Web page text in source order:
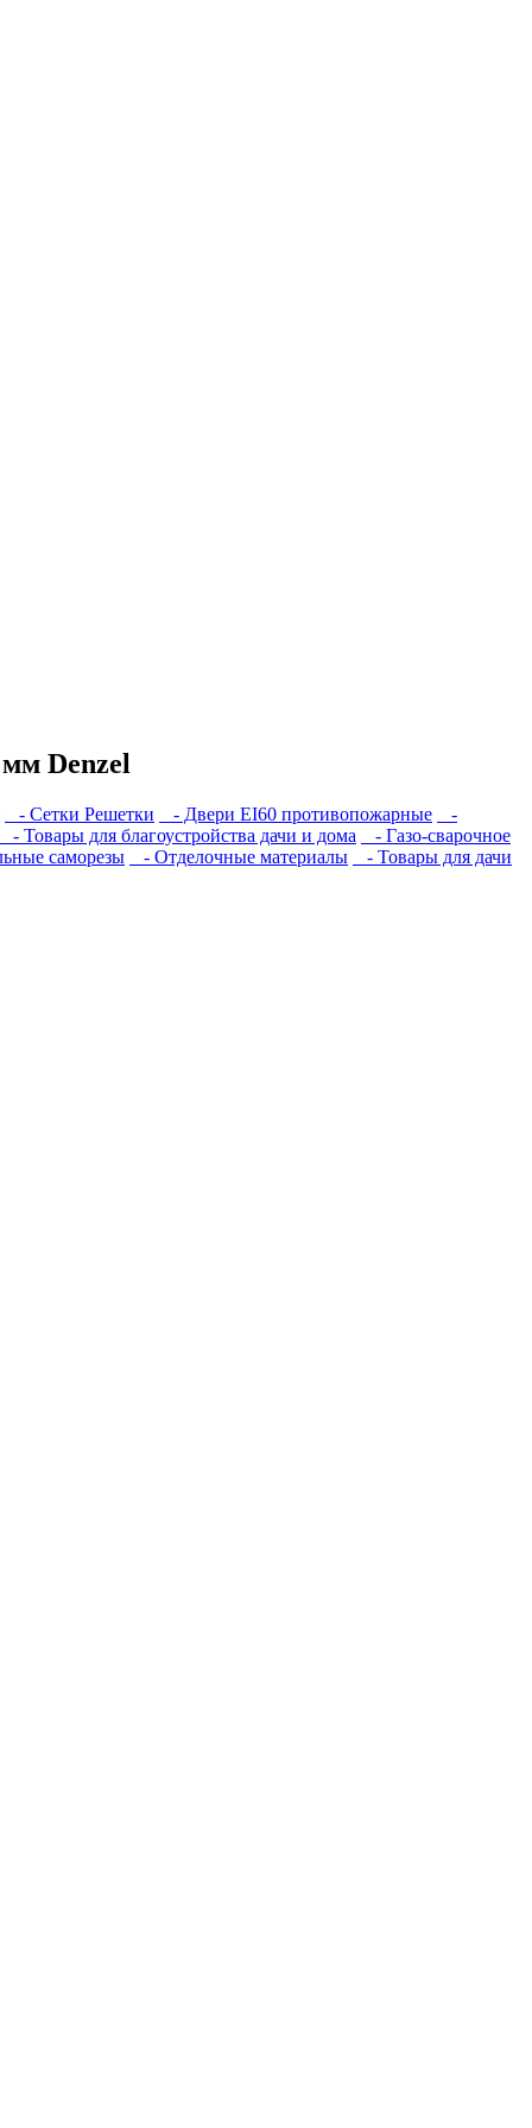
Denzel
- Сетки Решетки - Двери EI60 противопожарные
-
- Товары для благоустройства дачи и дома
- Газо-сварочное
саморезы - Отделочные материалы - Товары для дачи